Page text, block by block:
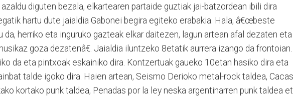
diguten bezala, elkartearen partaide guztiak jai-batzordean ibili dira
hartu dute jaialdia Gabonei begira egiteko erabakia. Hala, â€œbeste
da, herriko eta inguruko gazteak elkar daitezen, lagun artean afal dezaten eta
goza dezatenâ€. Jaialdia iluntzeko 8etatik aurrera izango da frontoian.
da eta pintxoak eskainiko dira. Kontzertuak gaueko 10etan hasiko dira eta
talde igoko dira. Haien artean, Seismo Derioko metal-rock taldea, Cacas
kortako punk taldea, Penadas por la ley neska argentinarren punk taldea